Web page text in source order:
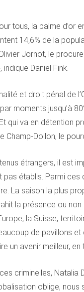
tous, la palme
14,6% de la
Jornot, le
Daniel Fink.
et droit pénal de
moments jusqu’à
qui va en détention
Champ-Dollon, le
étrangers, il est
pas établis. Parmi
La saison la plus
la présence ou
la Suisse,
de pavillons
un avenir meilleur, en
criminelles,
oblige,